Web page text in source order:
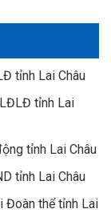
tỉnh Lai Châu
tỉnh Lai
tỉnh Lai Châu
tỉnh Lai Châu
Đoàn thể tỉnh Lai